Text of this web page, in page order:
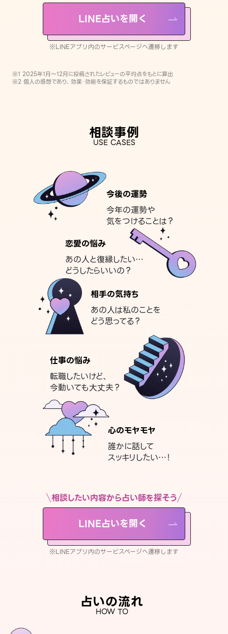
LINE占いを開く
※LINEアプリ内のサービスページへ遷移します
※1 2025年1月〜12月に投稿されたレビューの平均点をもとに算出
※2 個人の感想であり、効果・効能を保証するものではありません
相談事例
USE CASES
今後の運勢
今年の運勢や
気をつけることは？
恋愛の悩み
あの人と復縁したい…
どうしたらいいの？
相手の気持ち
あの人は私のことを
どう思ってる？
仕事の悩み
転職したいけど、
今動いても大丈夫？
心のモヤモヤ
誰かに話して
スッキリしたい…！
相談したい内容から占い師を探そう
LINE占いを開く
※LINEアプリ内のサービスページへ遷移します
占いの流れ
HOW TO